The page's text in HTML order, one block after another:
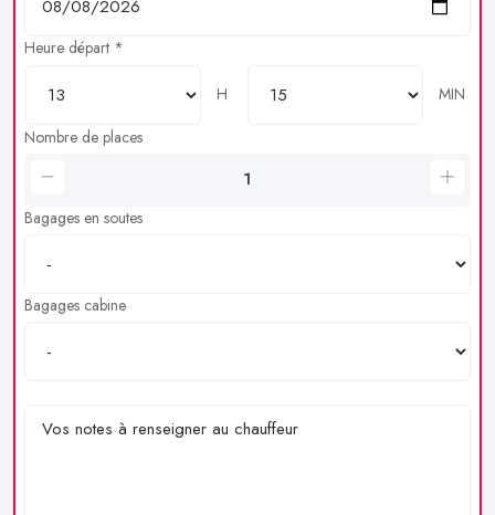
Heure départ *
H
MIN
Nombre de places
Bagages en soutes
Bagages cabine